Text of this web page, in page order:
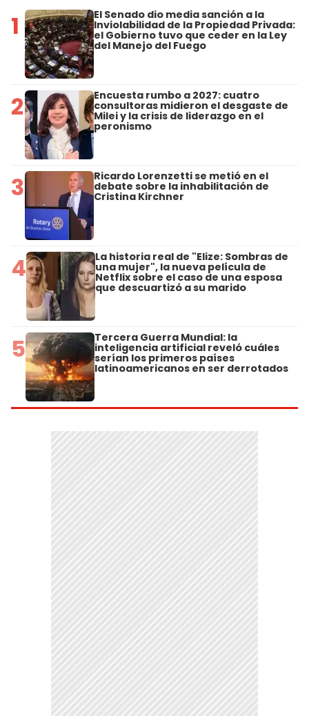
1 El Senado dio media sanción a la
Inviolabilidad de la Propiedad Privada:
el Gobierno tuvo que ceder en la Ley
del Manejo del Fuego
2 Encuesta rumbo a 2027: cuatro
consultoras midieron el desgaste de
Milei y la crisis de liderazgo en el
peronismo
3 Ricardo Lorenzetti se metió en el
debate sobre la inhabilitación de
Cristina Kirchner
4 La historia real de "Elize: Sombras de
una mujer", la nueva película de
Netflix sobre el caso de una esposa
que descuartizó a su marido
5 Tercera Guerra Mundial: la
inteligencia artificial reveló cuáles
serían los primeros países
latinoamericanos en ser derrotados